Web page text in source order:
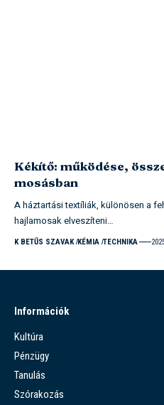
Kékítő: működése,
mosásban
A háztartási textíliák, különösen a
hajlamosak elveszíteni…
K BETŰS SZAVAK KÉMIA TECHNIKA
Információk
Kultúra
Pénzügy
Tanulás
Szórakozás